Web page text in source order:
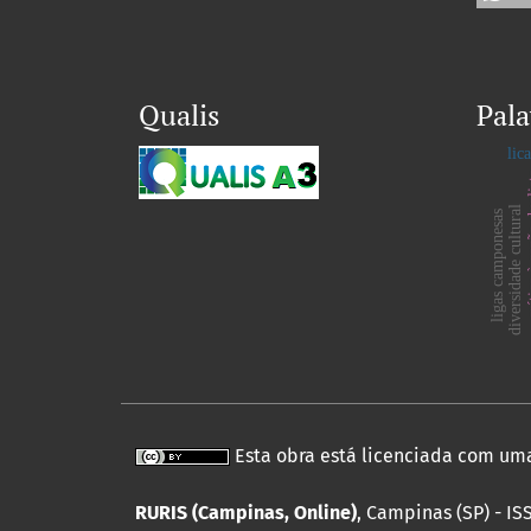
Qualis
diversidade cultural
ligas camponesas
Esta obra está licenciada com
RURIS (Campinas, Online), Campinas (SP) -